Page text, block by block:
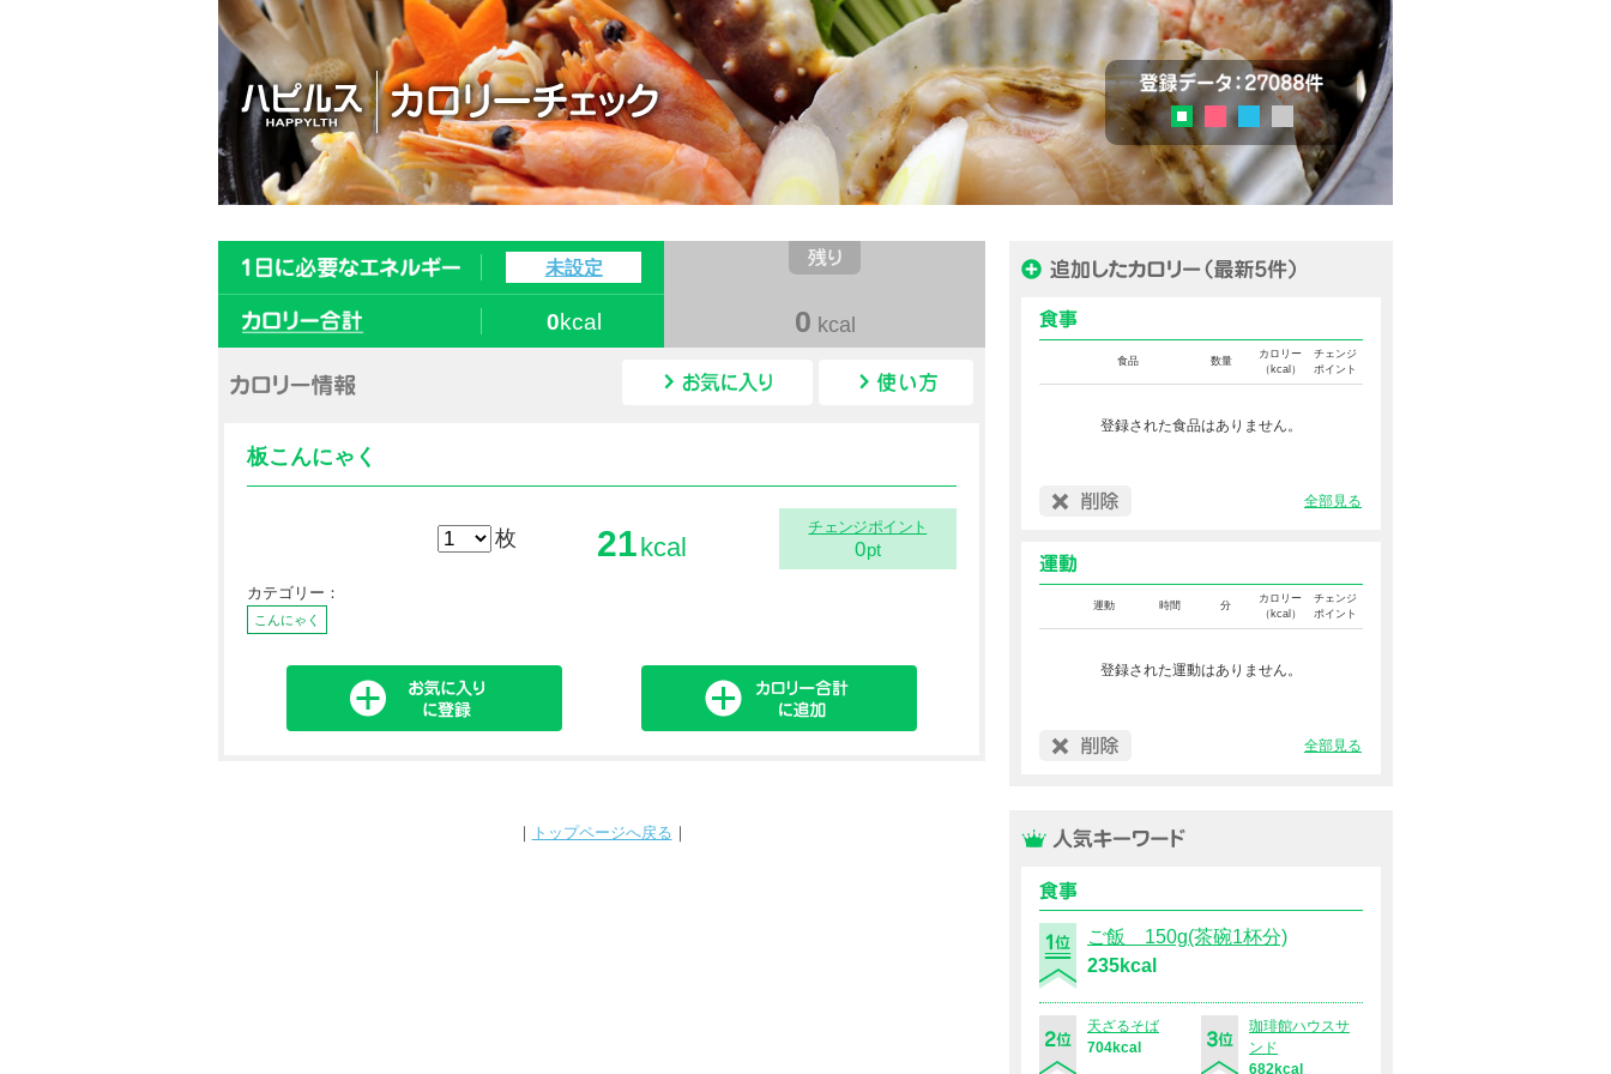
ハピルス カロリーチェック 登録データ：27036品目
ピンク ブルーグレー
食品 数量
カロリー
（kcal）
チェンジ
ポイント
登録された食品はありません。
全部見る
運動 時間 分
カロリー
（kcal）
チェンジ
ポイント
登録された運動はありません。
全部見る
ご飯 150g(茶碗1杯分)
235kcal
天ざるそば
704kcal
珈琲館ハウスサ
ンド
682kcal
未設定
0kcal 0 kcal
カロリー情報
板こんにゃく
枚 21kcal
チェンジポイント
0pt
カテゴリー：
こんにゃく
｜ トップページへ戻る ｜